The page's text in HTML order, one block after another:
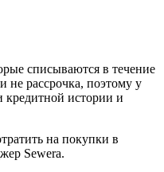
списываются в течение
не рассрочка, поэтому у
кредитной истории и
на покупки в
Sewera.